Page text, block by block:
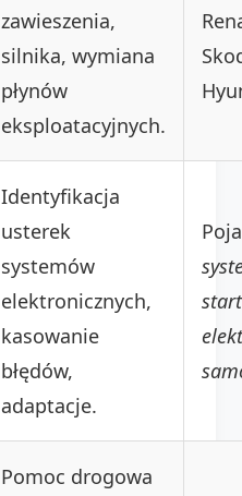
zawieszenia,
silnika, wymiana
płynów
eksploatacyjnych.
Identyfikacja
usterek
systemów
elektronicznych,
kasowanie
błędów,
adaptacje.
Pomoc drogowa